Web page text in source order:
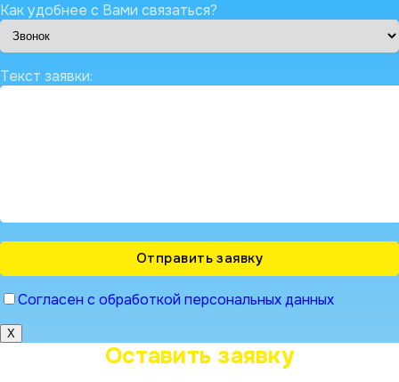
Как удобнее с Вами связаться?
Текст заявки:
Согласен с обработкой персональных данных
X
Оставить заявку